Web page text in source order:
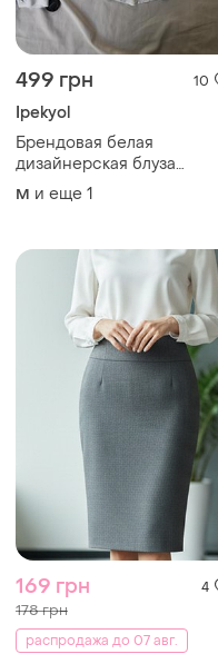
499 грн 10
Ipekyol
Брендовая белая
дизайнерская блуза
рубашка от ipekyol люкс
качество
M и еще 1
169 грн 4
178 грн
распродажа до 07 авг.